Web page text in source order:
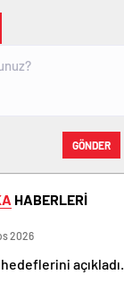
GÖNDER
HABERLERİ
2026
açıkladı.